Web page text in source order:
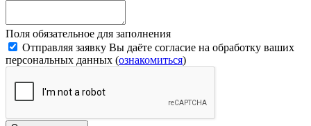
Поля обязательное для заполнения
Отправляя заявку Вы даёте согласие на обработку ваших
персональных данных (ознакомиться)